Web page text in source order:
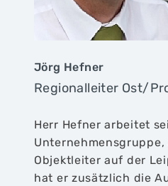
Jörg Hefner
Regionalleiter Ost/
Herr Hefner arbeitet
Objektleiter auf der
hat er zusätzlich die